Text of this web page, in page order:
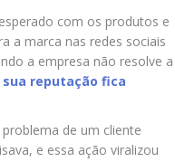
com os produtos e
a marca nas redes sociais
a empresa não resolve a
sua reputação fica
de um cliente
e essa ação viralizou